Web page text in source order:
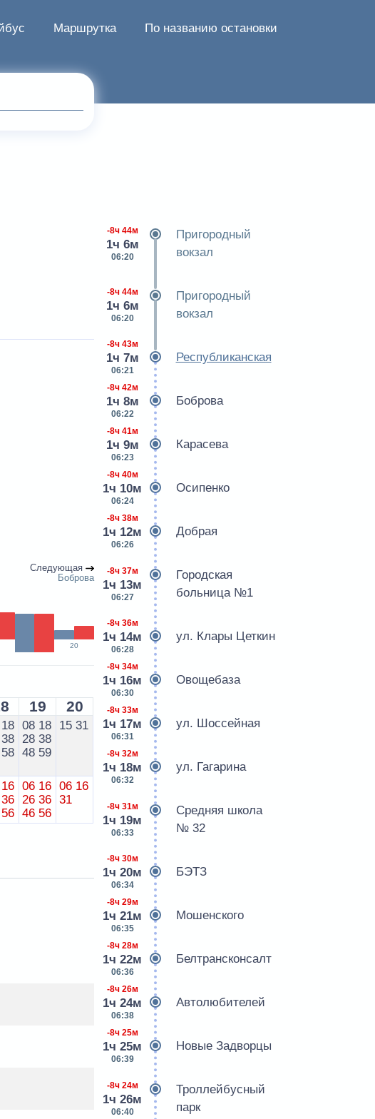
Маршрутка По названию остановки
Следующая
Боброва
20
19 20
18
38
58
08 18
28 38
48 59
15 31
16
36
56
06 16
26 36
46 56
06 16
31
-8ч 44м
1ч 6м
06:20
Пригородный
вокзал
-8ч 44м
1ч 6м
06:20
Пригородный
вокзал
-8ч 43м
1ч 7м
06:21
Республиканская
-8ч 42м
1ч 8м
06:22
Боброва
-8ч 41м
1ч 9м
06:23
Карасева
-8ч 40м
1ч 10м
06:24
Осипенко
-8ч 38м
1ч 12м
06:26
Добрая
-8ч 37м
1ч 13м
06:27
Городская
больница №1
-8ч 36м
1ч 14м
06:28
ул. Клары Цеткин
-8ч 34м
1ч 16м
06:30
Овощебаза
-8ч 33м
1ч 17м
06:31
ул. Шоссейная
-8ч 32м
1ч 18м
06:32
ул. Гагарина
-8ч 31м
1ч 19м
06:33
Средняя школа
№ 32
-8ч 30м
1ч 20м
06:34
БЭТЗ
-8ч 29м
1ч 21м
06:35
Мошенского
-8ч 28м
1ч 22м
06:36
Белтрансконсалт
-8ч 26м
1ч 24м
06:38
Автолюбителей
-8ч 25м
1ч 25м
06:39
Новые Задворцы
-8ч 24м
1ч 26м
06:40
Троллейбусный
парк